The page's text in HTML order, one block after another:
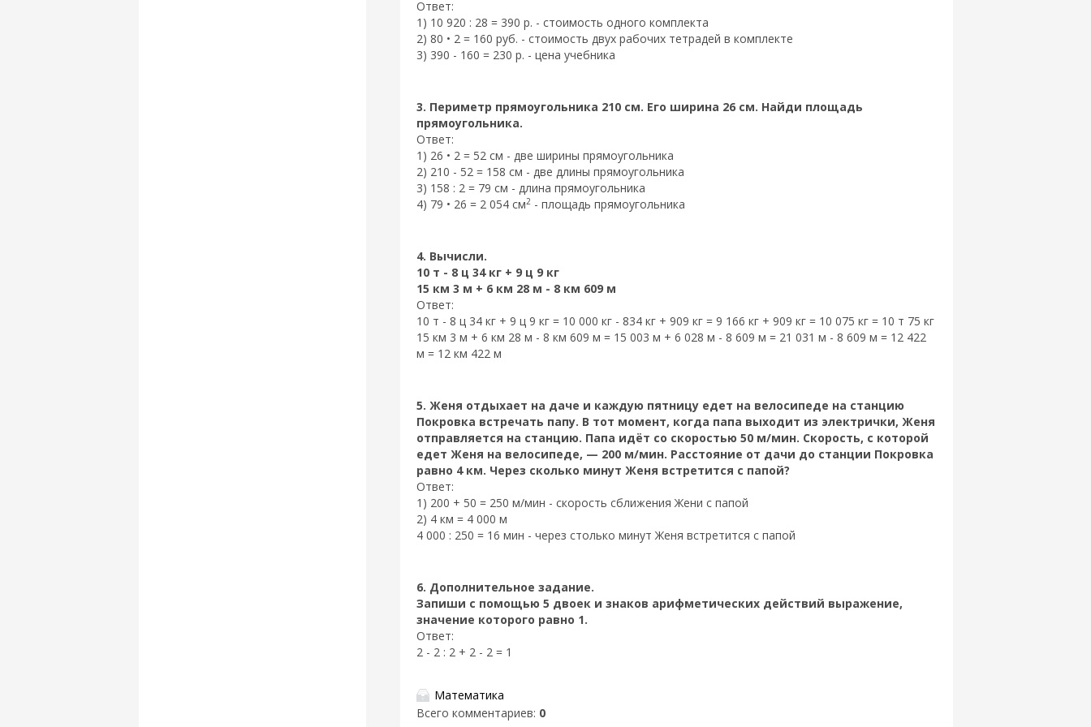
Ответ:
1) 10 920 : 28 = 390 р. - стоимость одного комплекта
2) 80 • 2 = 160 руб. - стоимость двух рабочих тетрадей в комплекте
3) 390 - 160 = 230 р. - цена учебника
3. Периметр прямоугольника 210 см. Его ширина 26 см. Найди площадь
прямоугольника.
Ответ:
1) 26 • 2 = 52 см - две ширины прямоугольника
2) 210 - 52 = 158 см - две длины прямоугольника
3) 158 : 2 = 79 см - длина прямоугольника
4) 79 • 26 = 2 054 см2- площадь прямоугольника
4. Вычисли.
10 т - 8 ц 34 кг + 9 ц 9 кг
15 км 3 м + 6 км 28 м - 8 км 609 м
Ответ:
10 т - 8 ц 34 кг + 9 ц 9 кг = 10 000 кг - 834 кг + 909 кг = 9 166 кг + 909 кг = 10 075 кг = 10 т 75 кг
15 км 3 м + 6 км 28 м - 8 км 609 м = 15 003 м + 6 028 м - 8 609 м = 21 031 м - 8 609 м = 12 422
м = 12 км 422 м
5. Женя отдыхает на даче и каждую пятницу едет на велосипеде на станцию
Покровка встречать папу. В тот момент, когда папа выходит из электрички, Женя
отправляется на станцию. Папа идёт со скоростью 50 м/мин. Скорость, с которой
едет Женя на велосипеде, — 200 м/мин. Расстояние от дачи до станции Покровка
равно 4 км. Через сколько минут Женя встретится с папой?
Ответ:
1) 200 + 50 = 250 м/мин - скорость сближения Жени с папой
2) 4 км = 4 000 м
4 000 : 250 = 16 мин - через столько минут Женя встретится с папой
6. Дополнительное задание.
Запиши с помощью 5 двоек и знаков арифметических действий выражение,
значение которого равно 1.
Ответ:
2 - 2 : 2 + 2 - 2 = 1
Математика
Всего комментариев: 0